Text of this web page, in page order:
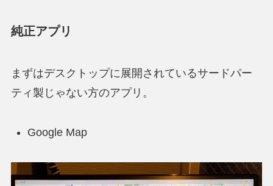
純正アプリ
まずはデスクトップに展開されているサードパー
ティ製じゃない方のアプリ。
Google Map